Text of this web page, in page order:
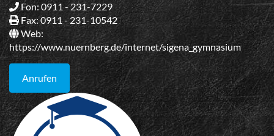
Fon: 0911 - 231-7229
Fax: 0911 - 231-10542
Web:
https://www.nuernberg.de/internet/sigena_gymnasium
Anrufen